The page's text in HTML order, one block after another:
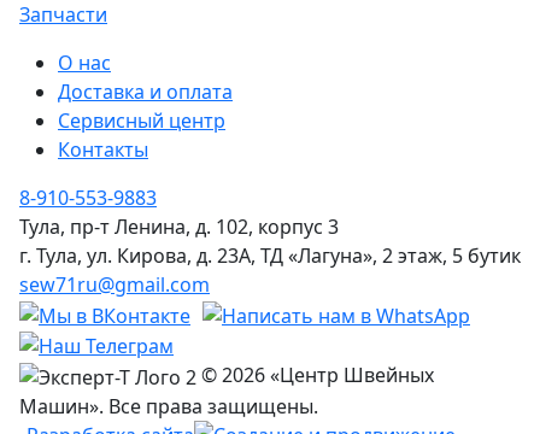
Запчасти
О нас
Доставка и оплата
Сервисный центр
Контакты
8-910-553-9883
Тула, пр-т Ленина, д. 102, корпус 3
г. Тула, ул. Кирова, д. 23А, ТД «Лагуна», 2 этаж, 5 бутик
sew71ru@gmail.com
© 2026 «Центр Швейных
Машин». Все права защищены.